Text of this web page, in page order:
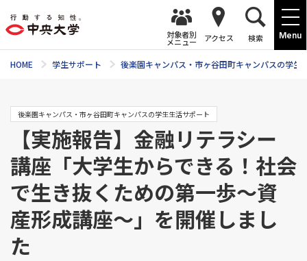
Menu
対象者別
メニュー アクセス 検索
HOME 学生サポート 後楽園キャンパス・市ヶ谷田町キャンパスの学生
後楽園キャンパス・市ヶ谷田町キャンパスの学生生活サポート
【実施報告】金融リテラシー
講座「大学生からできる！社会
で生き抜くための第一歩～資
産形成講座～」を開催しまし
た